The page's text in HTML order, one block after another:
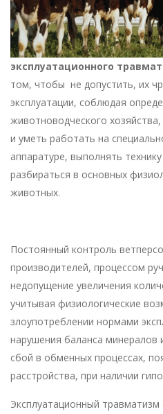
эксплуатационного
том, чтобы не допустить, их
эксплуатации, соблюдая
животноводческого
и уметь работать на
аппаратуре, выполнять
разбираться в основных
животных.
Постоянный контроль
производителей, процессом
недопущение увеличения
учитывая физиологические
злоупотреблении нормами
нарушения баланса минералов
сбой в обменных процессах,
расстройства, при наличии
Эксплуатационный травматизм